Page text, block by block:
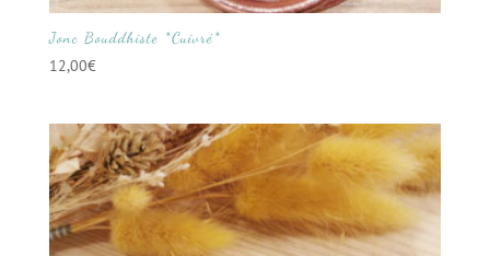
Jonc Bouddhiste *Cuivré*
12,00€